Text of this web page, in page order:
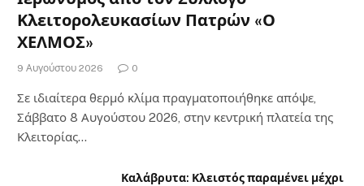
Κλειτορολευκασίων Πατρών «Ο
ΧΕΛΜΟΣ»
9 Αυγούστου 2026 0
Σε ιδιαίτερα θερμό κλίμα πραγματοποιήθηκε απόψε,
Σάββατο 8 Αυγούστου 2026, στην κεντρική πλατεία της
Κλειτορίας…
Καλάβρυτα: Κλειστός παραμένει μέχρι